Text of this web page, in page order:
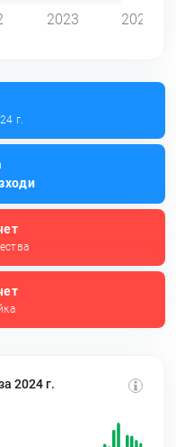
2023 2024
г.
2024 г.